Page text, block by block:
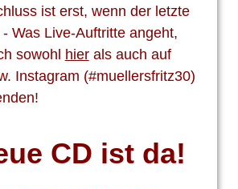
ist erst, wenn der letzte
- Was Live-Auftritte angeht,
sowohl hierals auch auf
Instagram (#muellersfritz30)
CD ist da!